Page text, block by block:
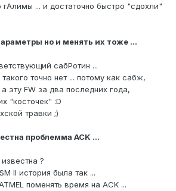
... и достаточно быстро "сдохли"
но и менять их тоже ...
сабРотин ...
точно нет ... потому как сабж,
эту FW за два последних года,
"косточек" :D
травки ;)
проблемма ACK ...
?
II история была так ...
поменять время на ACK ...